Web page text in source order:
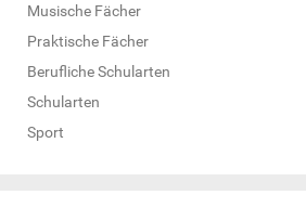
Musische Fächer
Praktische Fächer
Berufliche Schularten
Schularten
Sport